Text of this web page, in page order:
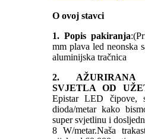
O ovoj stavci
1. Popis pakiranja
mm plava led neonska
aluminijska tračnica
2.
SVJETLA OD
Epistar LED čipove,
dioda/metar kako
super svjetlinu i
8 W/metar.Naša